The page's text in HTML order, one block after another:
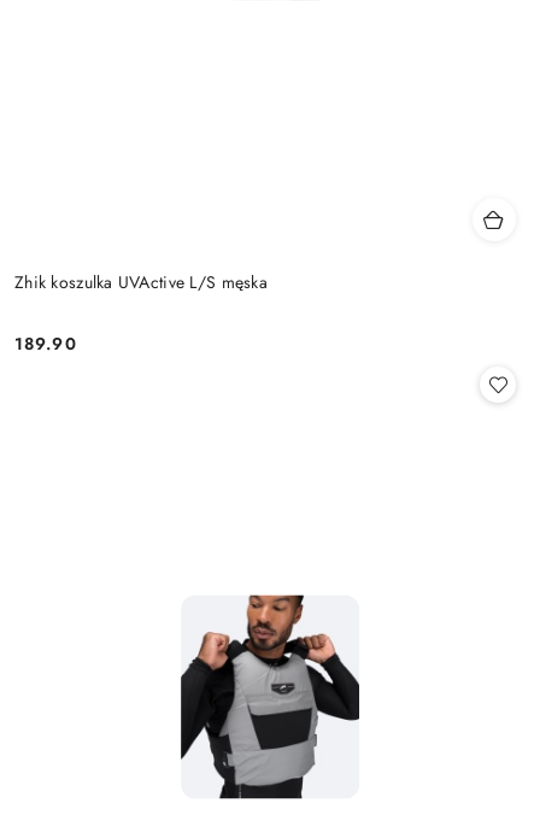
Zhik koszulka UVActive L/S męska
Cena:
189.90